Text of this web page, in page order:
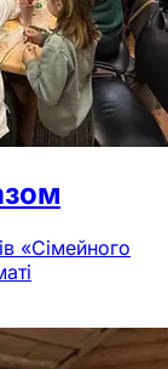
«Сімейного